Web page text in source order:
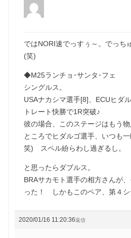
ではNORI速でっすぅ～。でっち
(笑)
◆M25ランチョ･サンタ･フェ
シングルス。
USAナカシマ選手[8]、ECUヒダ
トレート快勝で1R突破♪
彼の場合、このステージはもう
ところでヒダルゴ選手、いつも
笑) スペル紛らわし過ぎるし。
と思ったらダブルス。
BRAサカモト選手の相方さんが
った！ しかもこのペア、第４シ
2020/01/16 11:20:36返信